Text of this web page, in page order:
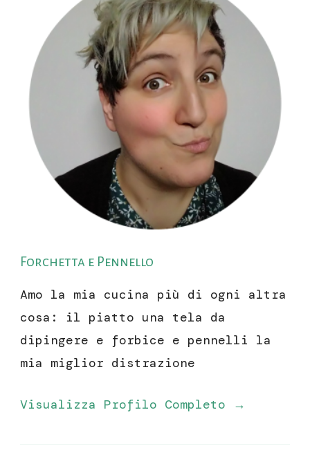
Forchetta e Pennello
Amo la mia cucina più di ogni altra
cosa: il piatto una tela da
dipingere e forbice e pennelli la
mia miglior distrazione
Visualizza Profilo Completo →